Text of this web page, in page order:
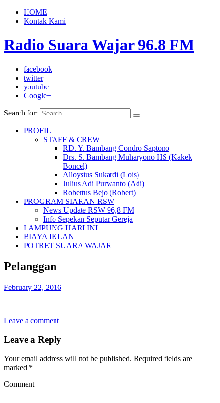
HOME
Kontak Kami
Radio Suara Wajar 96.8 FM
facebook
twitter
youtube
Google+
Search for:
PROFIL
STAFF & CREW
RD. Y. Bambang Condro Saptono
Drs. S. Bambang Muharyono HS (Kakek
Boncel)
Alloysius Sukardi (Lois)
Julius Adi Purwanto (Adi)
Robertus Bejo (Robert)
PROGRAM SIARAN RSW
News Update RSW 96,8 FM
Info Sepekan Seputar Gereja
LAMPUNG HARI INI
BIAYA IKLAN
POTRET SUARA WAJAR
Pelanggan
February 22, 2016
Leave a comment
Leave a Reply
Your email address will not be published. Required fields are
marked *
Comment